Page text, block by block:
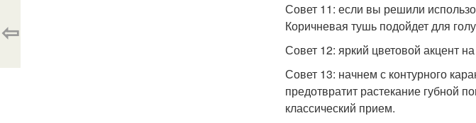
Совет 11: если вы решили
Коричневая тушь подойдет для
Совет 12: яркий цветовой акцент
Совет 13: начнем с контурного
предотвратит растекание губной
классический прием.
⇦